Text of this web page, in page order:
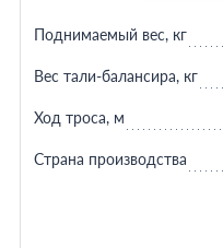
Поднимаемый вес, кг
Вес тали-балансира, кг
Ход троса, м
Страна производства